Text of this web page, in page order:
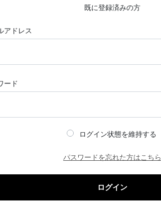
既に登録済みの方
アドレス
ード
ログイン状態を維持する
パスワードを忘れた方はこちら
ログイン